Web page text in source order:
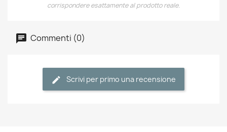
corrispondere esattamente al prodotto reale.
Commenti (0)
Scrivi per primo una recensione